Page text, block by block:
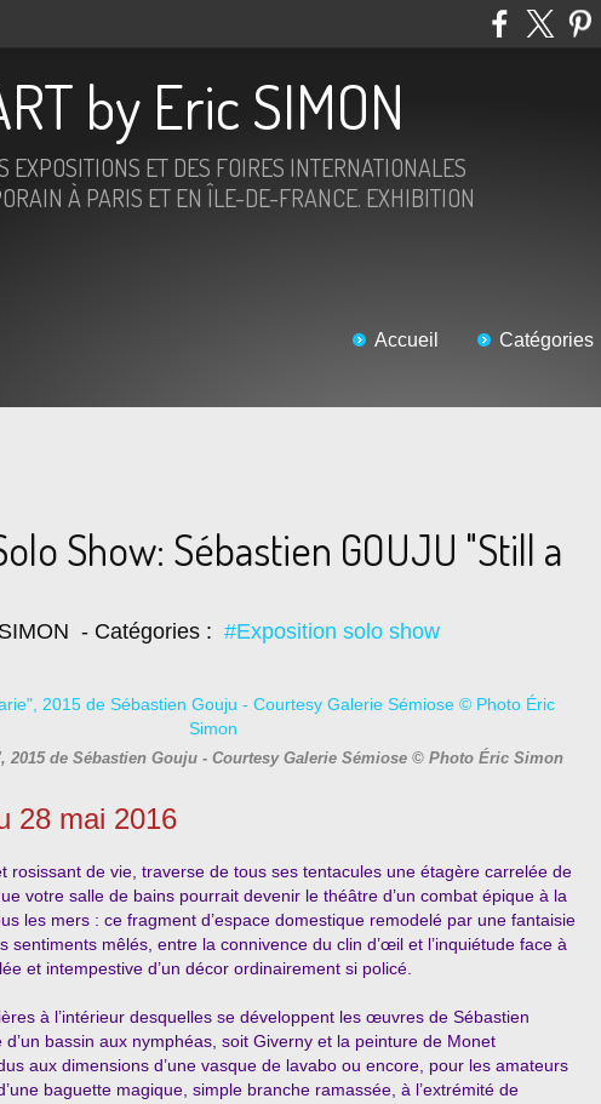
by Eric SIMON
EXPOSITIONS ET DES FOIRES INTERNATIONALES
À PARIS ET EN ÎLE-DE-FRANCE. EXHIBITION
Accueil Catégories
Show: Sébastien GOUJU "Still a
- Catégories : #Exposition solo show
2015 de Sébastien Gouju - Courtesy Galerie Sémiose © Photo Éric Simon
28 mai 2016
rosissant de vie, traverse de tous ses tentacules une étagère carrelée de
votre salle de bains pourrait devenir le théâtre d’un combat épique à la
les mers : ce fragment d’espace domestique remodelé par une fantaisie
sentiments mêlés, entre la connivence du clin d’œil et l’inquiétude face à
et intempestive d’un décor ordinairement si policé.
à l’intérieur desquelles se développent les œuvres de Sébastien
d’un bassin aux nymphéas, soit Giverny et la peinture de Monet
aux dimensions d’une vasque de lavabo ou encore, pour les amateurs
baguette magique, simple branche ramassée, à l’extrémité de